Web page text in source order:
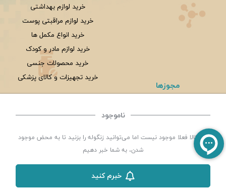
ناموجود
این کالا فعلا موجود نیست اما می‌توانید زنگوله را بزنید تا به محض موجود
شدن، به شما خبر دهیم
خبرم کنید
مجوزها
خرید لوازم بهداشتی
خرید لوازم مراقبتی پوست
خرید انواع مکمل ها
خرید لوازم مادر و کودک
خرید محصولات جنسی
خرید تجهیزات و کالای پزشکی
© تمامی حقوق این سایت متعلق بهداروخانه شبانه روزی سلامت یزد می باشد. | توسعه و کد
نویسی:سپکام سیستم طراحی ،اجرا و سئو:شرکت دیجیتال مارکتینگ سپتا